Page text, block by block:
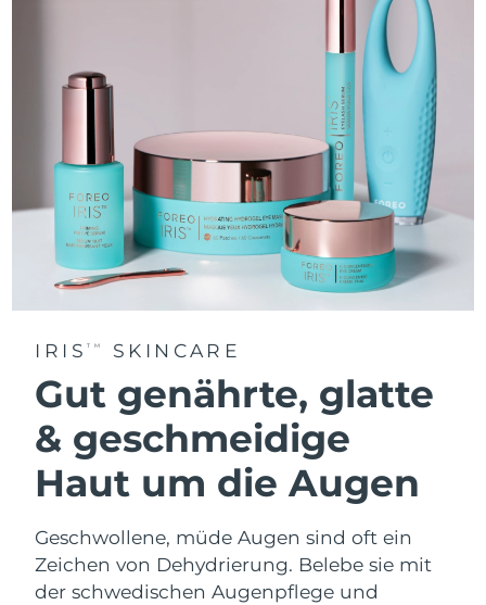
IRISTM SKINCARE
Gut genährte, glatte
& geschmeidige
Haut um die Augen
Geschwollene, müde Augen sind oft ein
Zeichen von Dehydrierung. Belebe sie mit
der schwedischen Augenpflege und